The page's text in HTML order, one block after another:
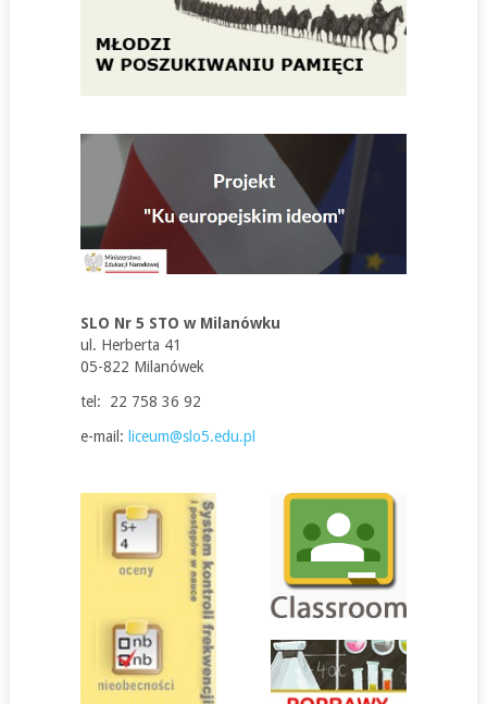
SLO Nr 5 STO w Milanówku
ul. Herberta 41
05-822 Milanówek
tel: 22 758 36 92
e-mail: liceum@slo5.edu.pl